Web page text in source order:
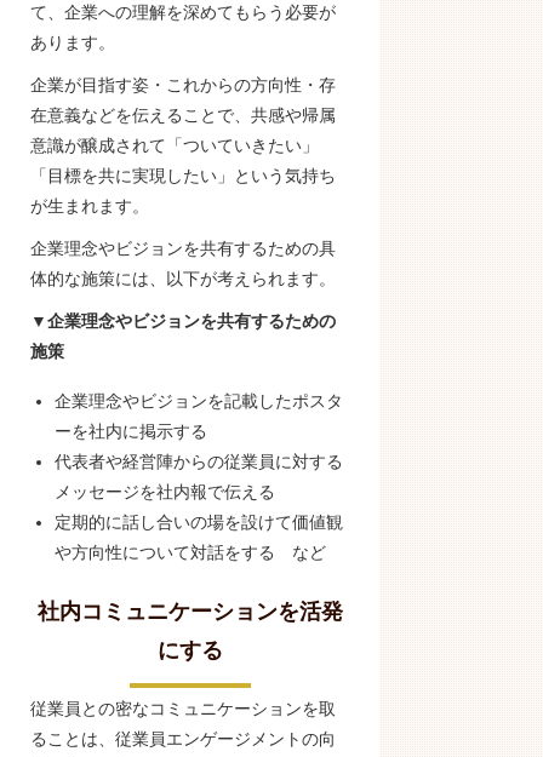
て、企業への理解を深めてもらう必要が
あります。
企業が目指す姿・これからの方向性・存
在意義などを伝えることで、共感や帰属
意識が醸成されて「ついていきたい」
「目標を共に実現したい」という気持ち
が生まれます。
企業理念やビジョンを共有するための具
体的な施策には、以下が考えられます。
▼企業理念やビジョンを共有するための
施策
企業理念やビジョンを記載したポスタ
ーを社内に掲示する
代表者や経営陣からの従業員に対する
メッセージを社内報で伝える
定期的に話し合いの場を設けて価値観
や方向性について対話をする など
社内コミュニケーションを活発
にする
従業員との密なコミュニケーションを取
ることは、従業員エンゲージメントの向